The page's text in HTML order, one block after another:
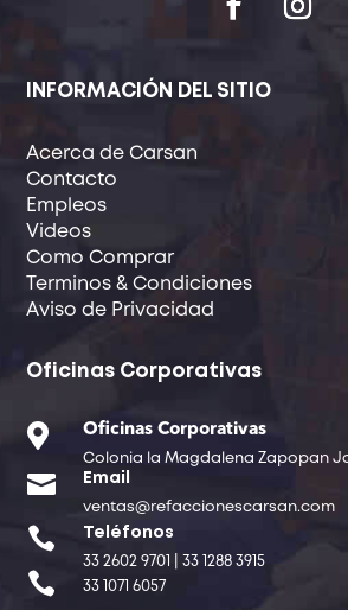
INFORMACIÓN DEL SITIO
Acerca de Carsan
Contacto
Empleos
Videos
Como Comprar
Terminos & Condiciones
Aviso de Privacidad
Oficinas Corporativas
 Oficinas Corporativas
Colonia la Magdalena Zapopan
 Email
ventas@refaccionescarsan.com
 Teléfonos
33 2602 9701 | 33 1288 3915
 33 1071 6057